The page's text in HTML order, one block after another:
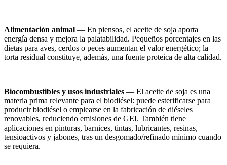
Alimentación animal — En piensos, el aceite de soja aporta
energía densa y mejora la palatabilidad. Pequeños porcentajes en las
dietas para aves, cerdos o peces aumentan el valor energético; la
torta residual constituye, además, una fuente proteica de alta calidad.
Biocombustibles y usos industriales — El aceite de soja es una
materia prima relevante para el biodiésel: puede esterificarse para
producir biodiésel o emplearse en la fabricación de diéseles
renovables, reduciendo emisiones de GEI. También tiene
aplicaciones en pinturas, barnices, tintas, lubricantes, resinas,
tensioactivos y jabones, tras un desgomado/refinado mínimo cuando
se requiera.